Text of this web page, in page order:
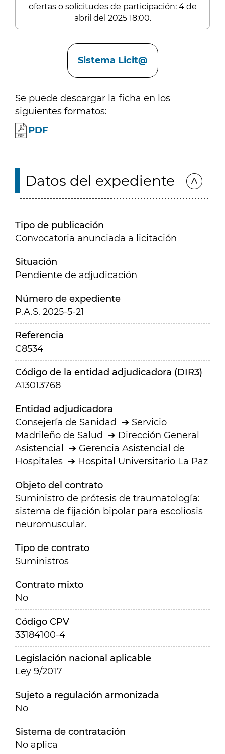
ofertas o solicitudes de participación: 4 de
abril del 2025 18:00.
Sistema Licit@
Se puede descargar la ficha en los
siguientes formatos:
PDF
Datos del expediente
Tipo de publicación
Convocatoria anunciada a licitación
Situación
Pendiente de adjudicación
Número de expediente
P.A.S. 2025-5-21
Referencia
C8534
Código de la entidad adjudicadora (DIR3)
A13013768
Entidad adjudicadora
Consejería de Sanidad
Servicio
Madrileño de Salud
Dirección General
Asistencial
Gerencia Asistencial de
Hospitales
Hospital Universitario La Paz
Objeto del contrato
Suministro de prótesis de traumatología:
sistema de fijación bipolar para escoliosis
neuromuscular.
Tipo de contrato
Suministros
Contrato mixto
No
Código CPV
33184100-4
Legislación nacional aplicable
Ley 9/2017
Sujeto a regulación armonizada
No
Sistema de contratación
No aplica